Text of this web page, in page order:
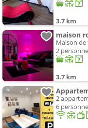
3.7 km
maison
Maison de
2
3.7 km
2
6